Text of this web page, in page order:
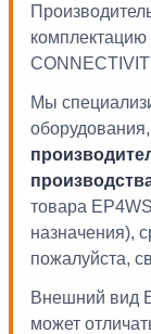
Мы
оборудования,
товара
назначения),
пожалуйста,
Внешний вид
может